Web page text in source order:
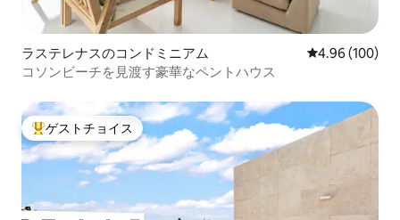
ラステレナスのコンドミニアム レビュー100
4.96 (100)
コソンビーチを見渡す豪華なペントハウス
大好評のゲストチョイスです。
ゲストチョイス